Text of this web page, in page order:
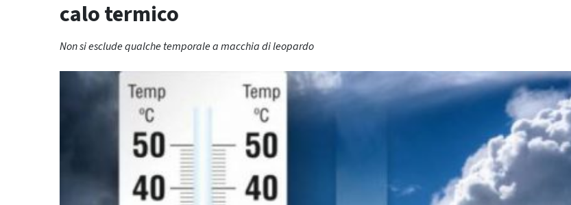
calo termico
Non si esclude qualche temporale a macchia di leopardo